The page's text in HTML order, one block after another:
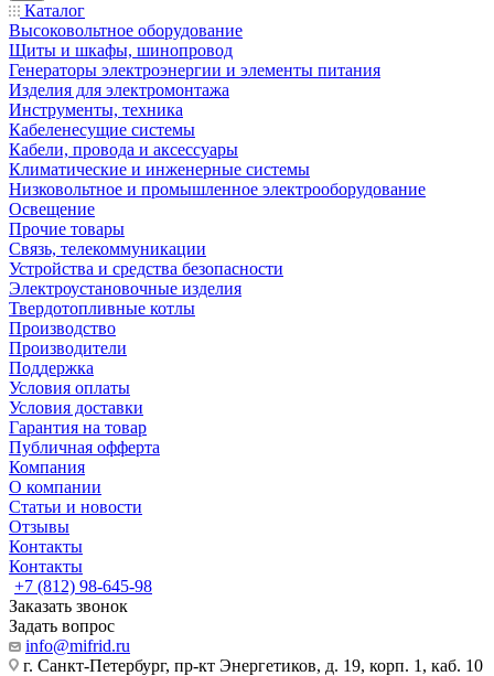
Каталог
Высоковольтное оборудование
Щиты и шкафы, шинопровод
Генераторы электроэнергии и элементы питания
Изделия для электромонтажа
Инструменты, техника
Кабеленесущие системы
Кабели, провода и аксессуары
Климатические и инженерные системы
Низковольтное и промышленное электрооборудование
Освещение
Прочие товары
Связь, телекоммуникации
Устройства и средства безопасности
Электроустановочные изделия
Твердотопливные котлы
Производство
Производители
Поддержка
Условия оплаты
Условия доставки
Гарантия на товар
Публичная офферта
Компания
О компании
Статьи и новости
Отзывы
Контакты
Контакты
+7 (812) 98-645-98
Заказать звонок
Задать вопрос
info@mifrid.ru
г. Санкт-Петербург, пр-кт Энергетиков, д. 19, корп. 1, каб. 10